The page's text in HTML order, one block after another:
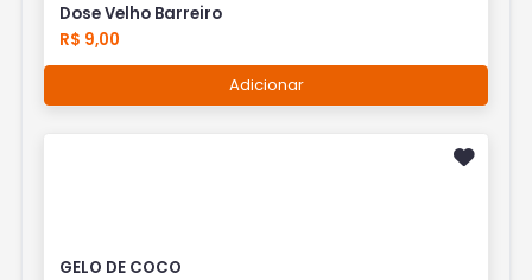
Dose Velho Barreiro
R$ 9,00
Adicionar
GELO DE COCO